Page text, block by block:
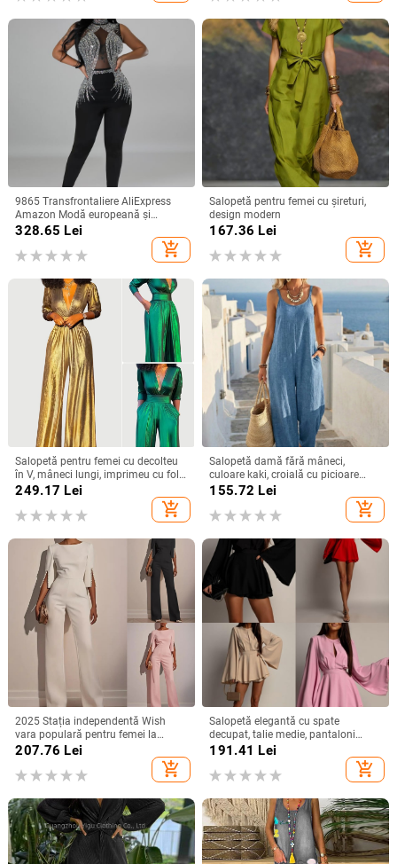
9865 Transfrontaliere AliExpress
Amazon Modă europeană și
americană pentru femei, culoare
solidă, plasă cu stras, pantaloni
fără mâneci
328.65 Lei
add_shopping_cart
Salopetă pentru femei cu șireturi,
design modern
167.36 Lei
add_shopping_cart
Salopetă pentru femei cu decolteu
în V, mâneci lungi, imprimeu cu folie
aurie, bretele pentru strângerea
taliei, talie înaltă, stil urban, toamnă
2025
249.17 Lei
add_shopping_cart
Salopetă damă fără mâneci,
culoare kaki, croială cu picioare
largi, stil casual de vară
155.72 Lei
add_shopping_cart
2025 Stația independentă Wish
vara populară pentru femei la
modă cu mărgele decorațiuni
elegante salopetă/haine slim
elegantă
207.76 Lei
add_shopping_cart
Salopetă elegantă cu spate
decupat, talie medie, pantaloni
lungime 3/4 și mâneci cu volane
191.41 Lei
add_shopping_cart